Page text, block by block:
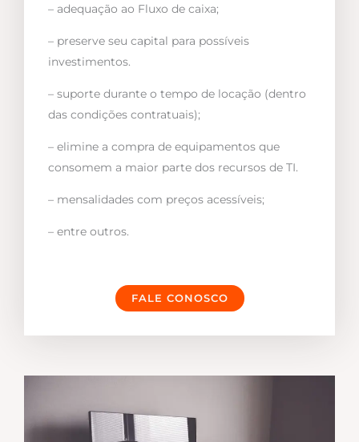
– adequação ao Fluxo de caixa;
– preserve seu capital para possíveis
investimentos.
– suporte durante o tempo de locação (dentro
das condições contratuais);
– elimine a compra de equipamentos que
consomem a maior parte dos recursos de TI.
– mensalidades com preços acessíveis;
– entre outros.
FALE CONOSCO